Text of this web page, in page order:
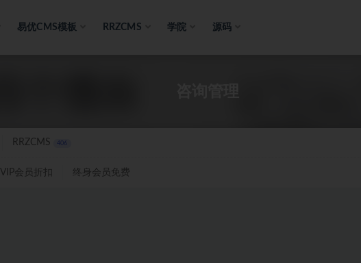
易优CMS模板 RRZCMS 学院 源码
RRZCMS 406
VIP会员折扣 终身会员免费